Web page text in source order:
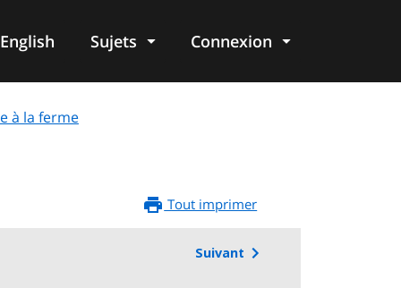
English Sujets Connexion
à la ferme
Tout imprimer
Suivant